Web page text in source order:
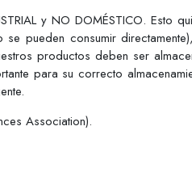
y NO DOMÉSTICO. Esto
pueden consumir
productos deben ser
para su correcto
Association).